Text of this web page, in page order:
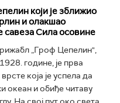
који је зближио
и олакшао
Сила осовине
„Гроф Цепелин",
године, је прва
која је успела да
океан и обиђе читаву